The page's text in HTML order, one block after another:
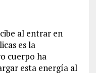
al entrar en
es la
cuerpo ha
esta energía al